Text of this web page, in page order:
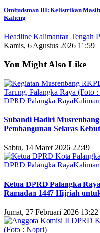
Ombudsman RI: Kelistrikan
Kalteng
Headline Kalimantan Tengah
Kamis, 6 Agustus 2026 11:59
You Might Also Like
DPRD Palangka Raya
Subandi Hadiri
Pembangunan Selaras
Sabtu, 14 Maret 2026 22:49
DPRD Palangka Raya
Ketua DPRD Palangka
Ramadan 1447 Hijriah
Jumat, 27 Februari 2026 13:22